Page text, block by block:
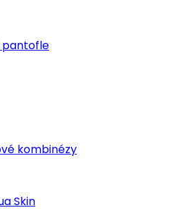
pantofle
kombinézy
Skin